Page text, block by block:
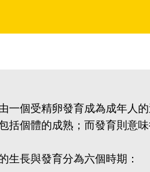
一個受精卵發育成為成年人
括個體的成熟；而發育則意味
生長與發育分為六個時期：